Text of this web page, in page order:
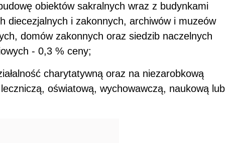
obiektów sakralnych wraz z budynkami
diecezjalnych i zakonnych, archiwów i muzeów
domów zakonnych oraz siedzib naczelnych
- 0,3 % ceny;
charytatywną oraz na niezarobkową
oświatową, wychowawczą, naukową lub